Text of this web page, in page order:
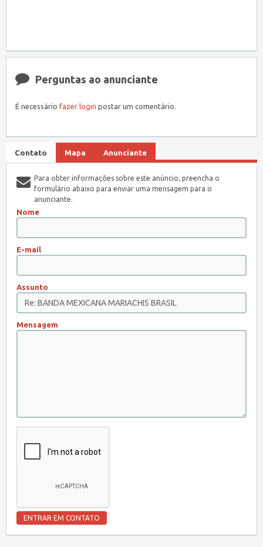
Perguntas ao anunciante
É necessário fazer login postar um comentário.
Contato Mapa Anunciante
Para obter informações sobre este anúncio, preencha o
formulário abaixo para enviar uma mensagem para o
anunciante.
Nome
E-mail
Assunto
Mensagem